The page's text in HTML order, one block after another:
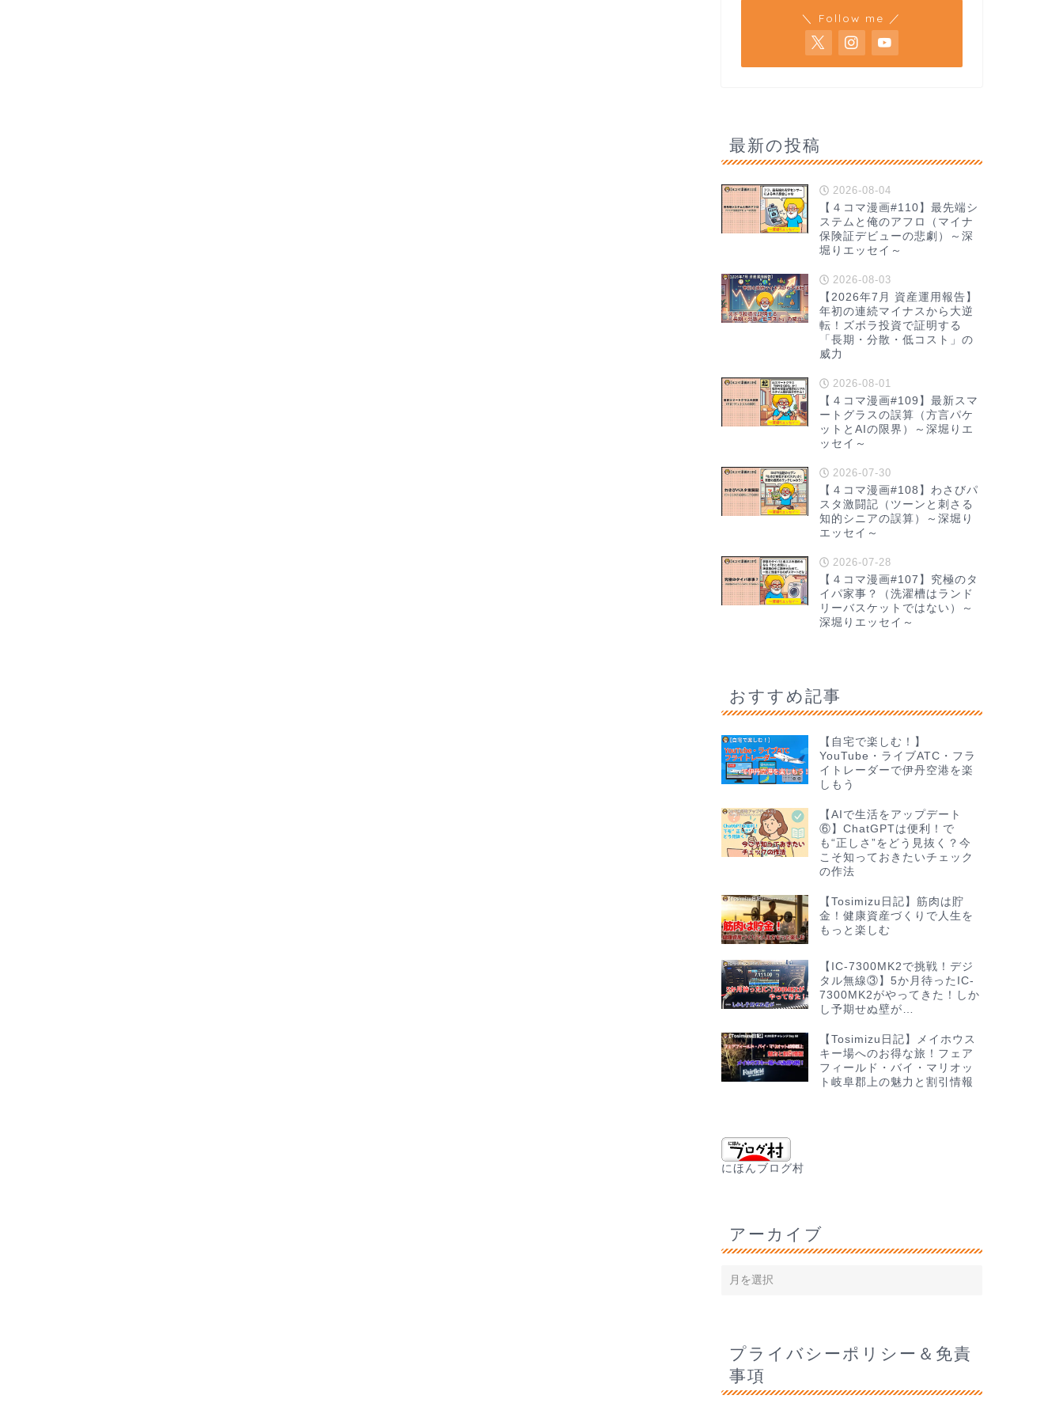
＼ Follow me ／
最新の投稿
2026-08-04
【４コマ漫画#110】最先端シ
ステムと俺のアフロ（マイナ
保険証デビューの悲劇）～深
堀りエッセイ～
2026-08-03
【2026年7月 資産運用報告】
年初の連続マイナスから大逆
転！ズボラ投資で証明する
「長期・分散・低コスト」の
威力
2026-08-01
【４コマ漫画#109】最新スマ
ートグラスの誤算（方言パケ
ットとAIの限界）～深堀りエ
ッセイ～
2026-07-30
【４コマ漫画#108】わさびパ
スタ激闘記（ツーンと刺さる
知的シニアの誤算）～深堀り
エッセイ～
2026-07-28
【４コマ漫画#107】究極のタ
イパ家事？（洗濯槽はランド
リーバスケットではない）～
深堀りエッセイ～
おすすめ記事
【自宅で楽しむ！】
YouTube・ライブATC・フラ
イトレーダーで伊丹空港を楽
しもう
【AIで生活をアップデート
⑥】ChatGPTは便利！で
も“正しさ”をどう見抜く？今
こそ知っておきたいチェック
の作法
【Tosimizu日記】筋肉は貯
金！健康資産づくりで人生を
もっと楽しむ
【IC-7300MK2で挑戦！デジ
タル無線③】5か月待ったIC-
7300MK2がやってきた！しか
し予期せぬ壁が…
【Tosimizu日記】メイホウス
キー場へのお得な旅！フェア
フィールド・バイ・マリオッ
ト岐阜郡上の魅力と割引情報
にほんブログ村
アーカイブ
プライバシーポリシー＆免責
事項